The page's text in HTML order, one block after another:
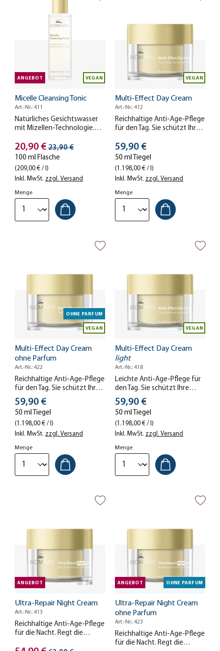
ANGEBOT VEGAN
Micelle Cleansing Tonic
Art.-Nr.: 411
Natürliches Gesichtswasser
mit Mizellen-Technologie.
gründlich.
Stückpreis
20,90 € Streichpreis
23,90 €
100 ml Flasche
(209,00 € / l)
Inkl. MwSt. zzgl. Versand
Menge
VEGAN
Multi-Effect Day Cream
Art.-Nr.: 412
Reichhaltige Anti-Age-Pflege
für den Tag. Sie schützt Ihre
reduziert Falten – für eine
glattere Haut mit mehr
Spannkraft.
Stückpreis
59,90 €
50 ml Tiegel
(1.198,00 € / l)
Inkl. MwSt. zzgl. Versand
Menge
OHNE PARFUM
VEGAN
Multi-Effect Day Cream
ohne Parfum
Art.-Nr.: 422
Reichhaltige Anti-Age-Pflege
für den Tag. Sie schützt Ihre
Haut, strafft sie und
reduziert Falten – für eine
glattere Haut mit mehr
Spannkraft. Ohne Parfum.
Stückpreis
59,90 €
50 ml Tiegel
(1.198,00 € / l)
Inkl. MwSt. zzgl. Versand
Menge
VEGAN
Multi-Effect Day Cream
light
Art.-Nr.: 418
Leichte Anti-Age-Pflege für
den Tag. Sie schützt Ihre
Haut, strafft sie und
reduziert Falten – für eine
glattere Haut mit mehr
Spannkraft.
Stückpreis
59,90 €
50 ml Tiegel
(1.198,00 € / l)
Inkl. MwSt. zzgl. Versand
Menge
ANGEBOT
Ultra-Repair Night Cream
Art.-Nr.: 413
Reichhaltige Anti-Age-Pflege
für die Nacht. Regt die
ANGEBOT OHNE PARFUM
Ultra-Repair Night Cream
ohne Parfum
Art.-Nr.: 423
Reichhaltige Anti-Age-Pflege
für die Nacht. Regt die